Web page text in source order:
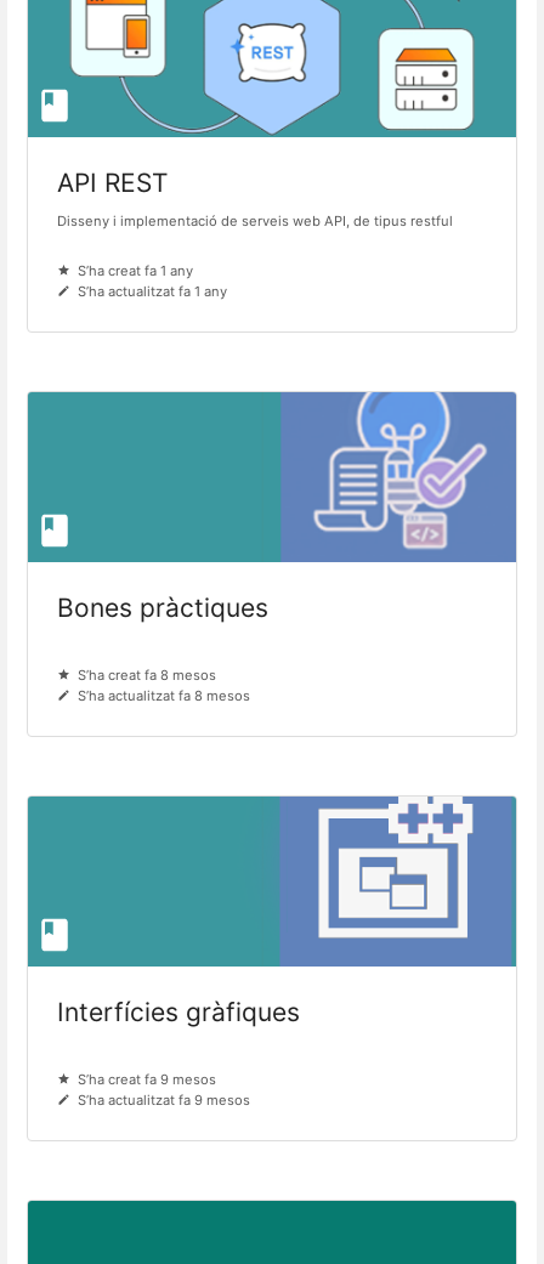
API REST
Disseny i implementació de serveis web API, de tipus restful
S’ha creat fa 1 any
S’ha actualitzat fa 1 any
Bones pràctiques
S’ha creat fa 8 mesos
S’ha actualitzat fa 8 mesos
Interfícies gràfiques
S’ha creat fa 9 mesos
S’ha actualitzat fa 9 mesos